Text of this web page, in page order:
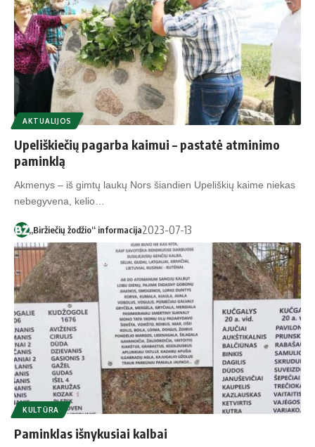
AKTUALIJOS
Upeliškiečių pagarba kaimui – pastatė atminimo
paminklą
Akmenys – iš gimtų laukų Nors šiandien Upeliškių kaime niekas
nebegyvena, kelio…
„Biržiečių žodžio“ informacija2023-07-13
KULTŪRA
Paminklas išnykusiai kalbai